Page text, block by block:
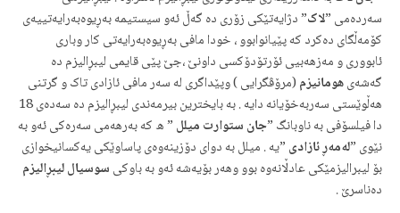
سه‌رده‌می ”لاک‌” دژایه‌تێکی زۆری ده‌ گه‌ڵ ئه‌و سیستیمه‌ به‌ڕیوه‌به‌رایه‌تییه‌ی
کۆمه‌ڵگای ده‌کرد که‌ پێیانوابوو ، خودا مافی به‌ڕیوه‌به‌رایه‌تی کار وباری
ئابووری و مه‌زهه‌بیی ئۆرتۆدۆکسی داونێ ،جێ پێی قایمی لیبڕالیزم ده‌
گه‌شه‌یهومانیزم(مرۆڤگرایی ) وپێداگری له‌ سه‌ر مافی ئازادی تاک و گرتنی
هه‌ڵوێستی سه‌ربه‌خۆیانه‌ دایه‌ . به‌ بایخترین بیرمه‌ندی لیبڕالیزم ده‌ سه‌ده‌ی 18
دا فیلسۆفی به‌ ناوبانگ ”جان ستوارت میلل” ه که‌ به‌رهه‌می سه‌ره‌کی ئه‌و به‌
نێوی ”له‌مه‌ڕ ئازادی”یه‌ . میلل به‌ دوای دۆزینه‌وه‌ی پاساوێکی یه‌کسانیخوازی
بۆ لیبرالیزمێکی عادڵانه‌وه‌ بوو وهه‌ر بۆیه‌شه‌ ئه‌و به‌ باوکیسوسیال لیبڕالیزم
ده‌ناسرێ .